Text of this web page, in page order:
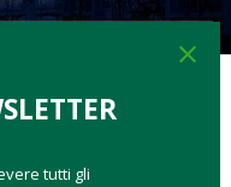
close
tutti gli